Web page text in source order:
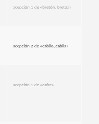
acepción 1 de «bretón, bretoa»
acepción 2 de «cabilo, cabila»
acepción 1 de «cafre»